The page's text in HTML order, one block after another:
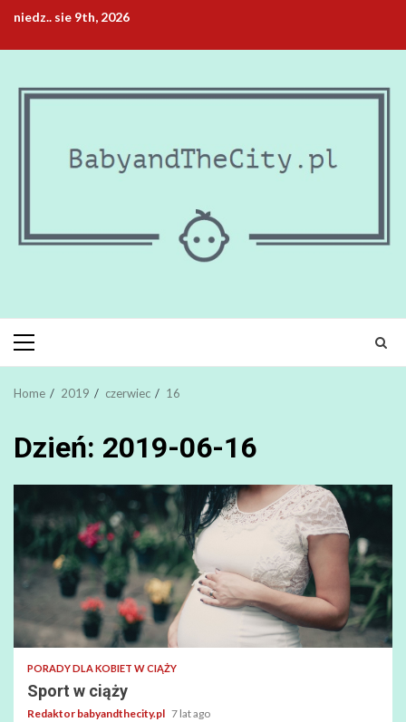
Skip
content
niedz.. sie 9th, 2026
Primary
Menu
Home 2019 czerwiec 16
Dzień: 2019-06-16
PORADY DLA KOBIET W CIĄŻY
Sport w ciąży
Redaktor babyandthecity.pl 7 lat ago